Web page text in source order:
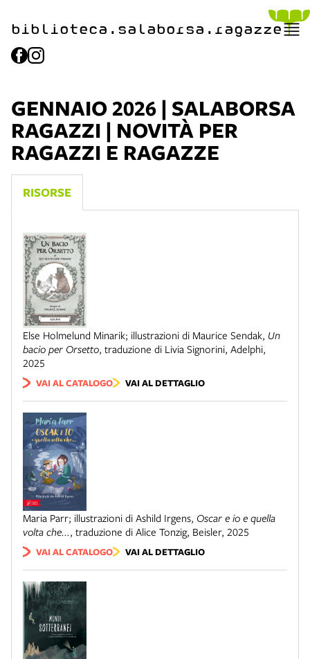
biblioteca.​salaborsa.ragazze
GENNAIO 2026 | SALABORSA
RAGAZZI | NOVITÀ PER
RAGAZZI E RAGAZZE
RISORSE
Else Holmelund Minarik; illustrazioni di Maurice Sendak, Un
bacio per Orsetto, traduzione di Livia Signorini, Adelphi,
2025
VAI AL CATALOGO VAI AL DETTAGLIO
Maria Parr; illustrazioni di Ashild Irgens, Oscar e io e quella
volta che..., traduzione di Alice Tonzig, Beisler, 2025
VAI AL CATALOGO VAI AL DETTAGLIO